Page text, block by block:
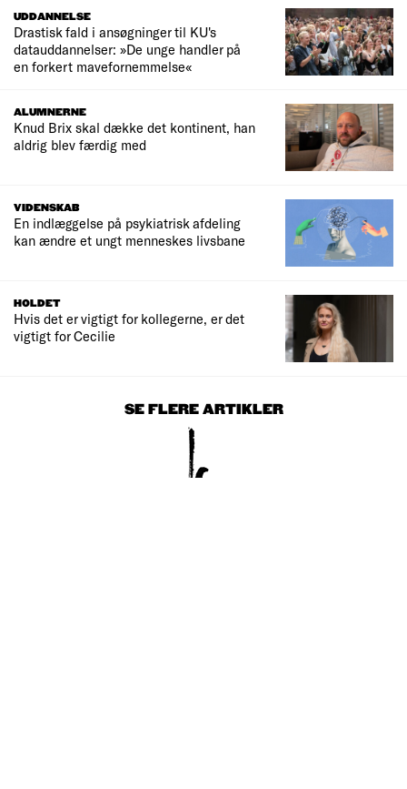
UDDANNELSE
Drastisk fald i ansøgninger til KU's
datauddannelser: »De unge handler på
en forkert mavefornemmelse«
ALUMNERNE
Knud Brix skal dække det kontinent, han
aldrig blev færdig med
VIDENSKAB
En indlæggelse på psykiatrisk afdeling
kan ændre et ungt menneskes livsbane
HOLDET
Hvis det er vigtigt for kollegerne, er det
vigtigt for Cecilie
SE FLERE ARTIKLER